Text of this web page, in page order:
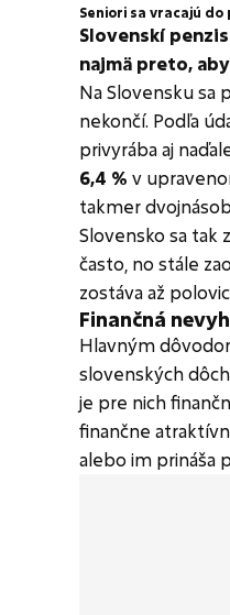
Seniori sa vracajú
Slovenskí
najmä preto,
Na Slovensku sa
nekončí. Podľa
privyrába aj
6,4 % v
takmer
Slovensko sa tak
často, no stále
zostáva až
Finančná
Hlavným
slovenských
je pre nich
finančne
alebo im prináša